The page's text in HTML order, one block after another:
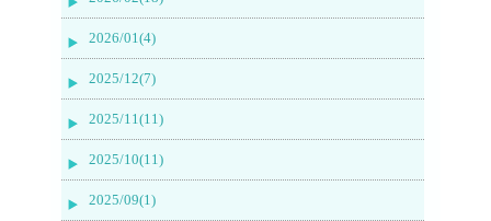
2026/01(4)
2025/12(7)
2025/11(11)
2025/10(11)
2025/09(1)